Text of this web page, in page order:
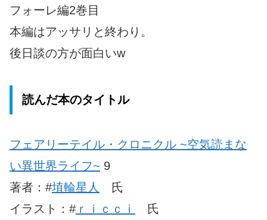
フォーレ編2巻目
本編はアッサリと終わり。
後日談の方が面白いw
読んだ本のタイトル
フェアリーテイル・クロニクル ~空気読まな
い異世界ライフ~ 9
著者：#埴輪星人
氏
イラスト：# ｒｉｃｃｉ 氏